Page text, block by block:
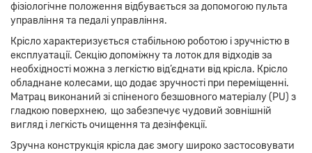
фізіологічне положення відбувається за допомогою пульта
управління та педалі управління.
Крісло характеризується стабільною роботою і зручністю в
експлуатації. Секцію допоміжну та лоток для відходів за
необхідності можна з легкістю від’єднати від крісла. Крісло
обладнане колесами, що додає зручності при переміщенні.
Матрац виконаний зі спіненого безшовного матеріалу (PU) з
гладкою поверхнею, що забезпечує чудовий зовнішній
вигляд і легкість очищення та дезінфекції.
Зручна конструкція крісла дає змогу широко застосовувати